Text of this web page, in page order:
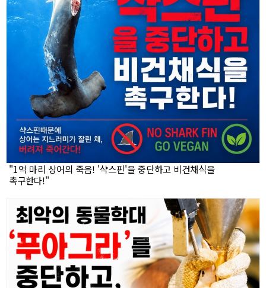
"1억 마리 상어의 죽음! '샥스핀'을 중단하고 비건채식을
촉구한다!"